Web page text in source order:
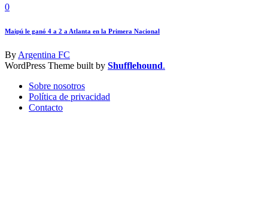
0
Maipú le ganó 4 a 2 a Atlanta en la Primera Nacional
By Argentina FC
WordPress Theme built by Shufflehound.
Sobre nosotros
Política de privacidad
Contacto